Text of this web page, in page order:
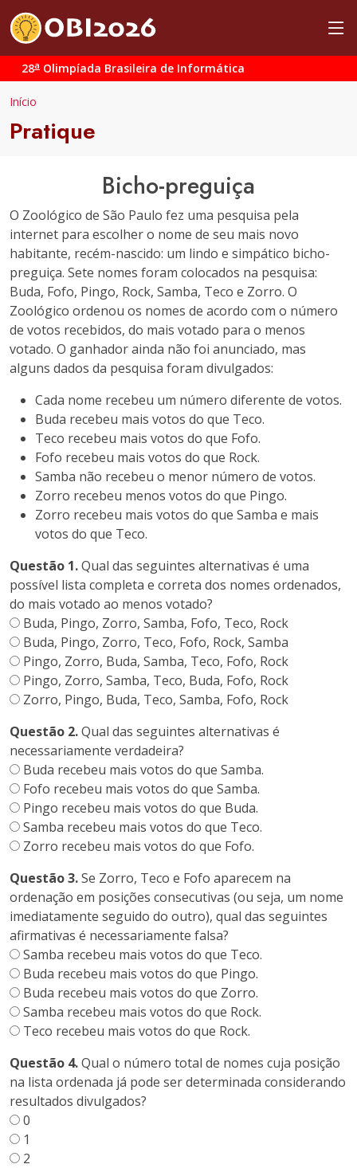
28a Olimpíada Brasileira de Informática
Início
Pratique
Bicho-preguiça
O Zoológico de São Paulo fez uma pesquisa pela
internet para escolher o nome de seu mais novo
habitante, recém-nascido: um lindo e simpático bicho-
preguiça. Sete nomes foram colocados na pesquisa:
Buda, Fofo, Pingo, Rock, Samba, Teco e Zorro. O
Zoológico ordenou os nomes de acordo com o número
de votos recebidos, do mais votado para o menos
votado. O ganhador ainda não foi anunciado, mas
alguns dados da pesquisa foram divulgados:
Cada nome recebeu um número diferente de votos.
Buda recebeu mais votos do que Teco.
Teco recebeu mais votos do que Fofo.
Fofo recebeu mais votos do que Rock.
Samba não recebeu o menor número de votos.
Zorro recebeu menos votos do que Pingo.
Zorro recebeu mais votos do que Samba e mais
votos do que Teco.
Questão 1.Qual das seguintes alternativas é uma
possível lista completa e correta dos nomes ordenados,
do mais votado ao menos votado?
Buda, Pingo, Zorro, Samba, Fofo, Teco, Rock
Buda, Pingo, Zorro, Teco, Fofo, Rock, Samba
Pingo, Zorro, Buda, Samba, Teco, Fofo, Rock
Pingo, Zorro, Samba, Teco, Buda, Fofo, Rock
Zorro, Pingo, Buda, Teco, Samba, Fofo, Rock
Questão 2.Qual das seguintes alternativas é
necessariamente verdadeira?
Buda recebeu mais votos do que Samba.
Fofo recebeu mais votos do que Samba.
Pingo recebeu mais votos do que Buda.
Samba recebeu mais votos do que Teco.
Zorro recebeu mais votos do que Fofo.
Questão 3.Se Zorro, Teco e Fofo aparecem na
ordenação em posições consecutivas (ou seja, um nome
imediatamente seguido do outro), qual das seguintes
afirmativas é necessariamente falsa?
Samba recebeu mais votos do que Teco.
Buda recebeu mais votos do que Pingo.
Buda recebeu mais votos do que Zorro.
Samba recebeu mais votos do que Rock.
Teco recebeu mais votos do que Rock.
Questão 4.Qual o número total de nomes cuja posição
na lista ordenada já pode ser determinada considerando
resultados divulgados?
0
1
2